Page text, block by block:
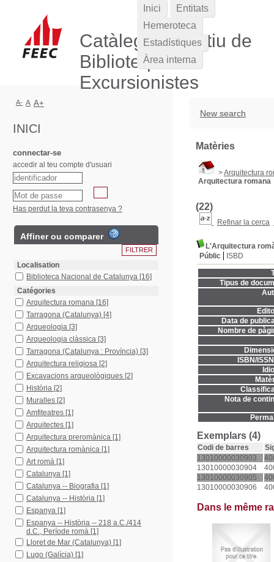
Catàleg Col·lectiu de
Biblioteques
Excursionistes
New search
Matèries
>Arquitectura
Arquitectura romana
(22)
Refinar la cerca
L'Arquitectura
Públic
ISBD
Tipus de
Data de
Nombre de
ISBN/
Nota de
Exemplars (4)
Codi de barres
13010000030903
13010000030904
13010000030905
13010000030906
Dans le même
Inici
Entitats
Hemeroteca
Estadístiques
Àrea interna
A- A A+
INICI
connectar-se
accedir al teu compte d'usuari
Has perdut la teva contrasenya ?
Affiner ou comparer
Localisation
Biblioteca Nacional de Catalunya [16]
Catégories
Arquitectura romana [16]
Tarragona (Catalunya) [4]
Arqueologia [3]
Arqueologia clàssica [3]
Tarragona (Catalunya : Província) [3]
Arquitectura religiosa [2]
Excavacions arqueològiques [2]
Història [2]
Muralles [2]
Amfiteatres [1]
Arquitectes [1]
Arquitectura preromànica [1]
Arquitectura romànica [1]
Art romà [1]
Catalunya [1]
Catalunya -- Biografia [1]
Catalunya -- Història [1]
Espanya [1]
Espanya -- Història -- 218 a.C./414
d.C., Període romà [1]
Lloret de Mar (Catalunya) [1]
Lugo (Galícia) [1]